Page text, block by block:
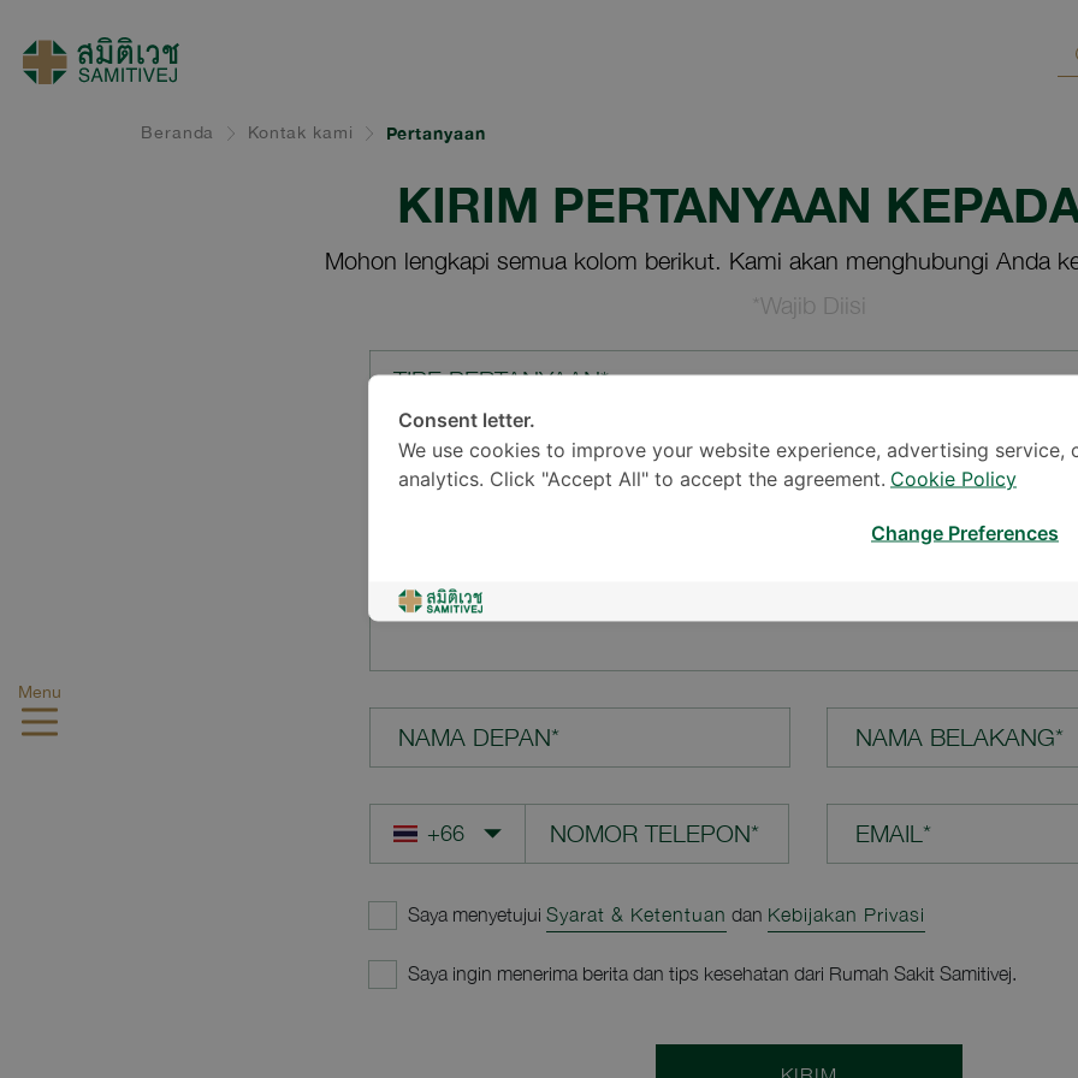
Menu
Beranda Kontak kami Pertanyaan
KIRIM PERTANYAAN
Mohon lengkapi semua kolom berikut. Kami akan menghubungi Anda
*Wajib Diisi
TIPE PERTANYAAN*
LOKASI*
NAMA DEPAN* NAMA BELAKANG*
EMAIL*
Saya menyetujui Syarat & Ketentuan dan Kebijakan Privasi
Saya ingin menerima berita dan tips kesehatan dari Rumah Sakit Samitivej.
Consent letter.
We use cookies to improve your website experience, advertising service,
analytics. Click "Accept All" to accept the agreement. Cookie Policy
Change Preferences